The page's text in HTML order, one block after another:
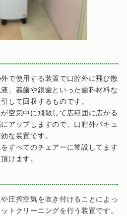
で使用する装置で口腔外に飛び散
、義歯や銀歯といった歯科材料な
して回収するものです。
空気中に飛散して広範囲に広がる
アップしますので、口腔外バキュ
な装置です。
すべてのチェアーに常設してます
頂けます。
圧搾空気を吹き付けることによっ
トクリーニングを行う装置です。